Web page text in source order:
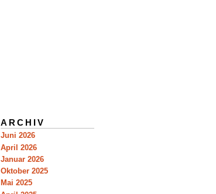
ARCHIV
Juni 2026
April 2026
Januar 2026
Oktober 2025
Mai 2025